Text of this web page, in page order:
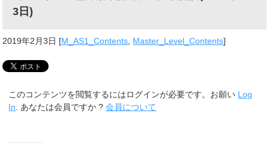
3日)
2019年2月3日 [M_AS1_Contents, Master_Level_Contents]
このコンテンツを閲覧するにはログインが必要です。お願い Log
In. あなたは会員ですか ?会員について